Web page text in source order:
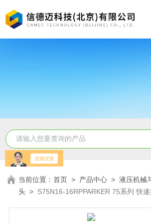
当前位置：首页 > 产品中心 >液压机械
头 > S75N16-16RPPARKER 75系列 快速